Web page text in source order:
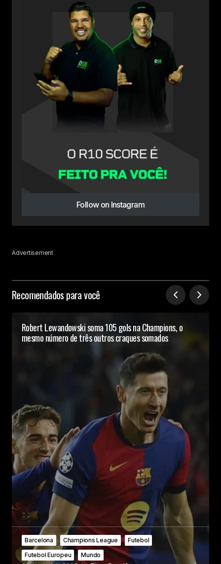
Follow on Instagram
Advertisement
Recomendados para você
Robert Lewandowski soma 105 gols na Champions, o
mesmo número de três outros craques somados
Barcelona Champions League
Futebol
Futebol Europeu
Mundo